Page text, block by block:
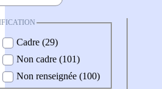
Cadre (29)
Non cadre (101)
Non renseignée (100)